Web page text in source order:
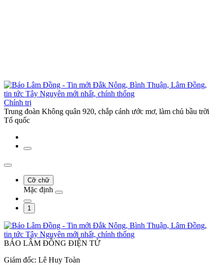
Chính trị
Trung đoàn Không quân 920, chắp cánh ước mơ, làm chủ bầu trời
Tổ quốc
Cỡ chữ
Mặc định
1
BÁO LÂM ĐỒNG ĐIỆN TỬ
Giám đốc: Lê Huy Toàn